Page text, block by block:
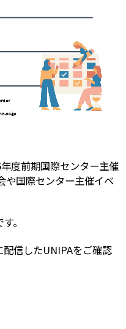
度前期国際センター主催
や国際センター主催イベ
。
信したUNIPAをご確認